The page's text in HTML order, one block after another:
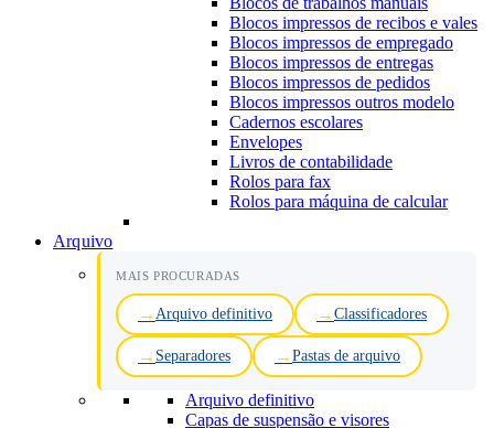
Blocos impressos de recibos e vales
Blocos impressos de empregado
Blocos impressos de entregas
Blocos impressos de pedidos
Blocos impressos outros modelo
Cadernos escolares
Envelopes
Livros de contabilidade
Rolos para fax
Rolos para máquina de calcular
Arquivo
MAIS PROCURADAS
Arquivo definitivo Classificadores
Separadores Pastas de arquivo
Arquivo definitivo
Capas de suspensão e visores